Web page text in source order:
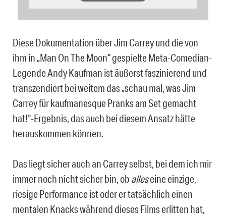
Diese Dokumentation über Jim Carrey und die von
ihm in „Man On The Moon“ gespielte Meta-Comedian-
Legende Andy Kaufman ist äußerst faszinierend und
transzendiert bei weitem das „schau mal, was Jim
Carrey für kaufmanesque Pranks am Set gemacht
hat!“-Ergebnis, das auch bei diesem Ansatz hätte
herauskommen können.
Das liegt sicher auch an Carrey selbst, bei dem ich mir
immer noch nicht sicher bin, ob alleseine einzige,
riesige Performance ist oder er tatsächlich einen
mentalen Knacks während dieses Films erlitten hat,